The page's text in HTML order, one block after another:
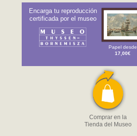
Encarga tu reproducción
certificada por el museo
Papel desde
17,00€
Comprar en la
Tienda del Museo